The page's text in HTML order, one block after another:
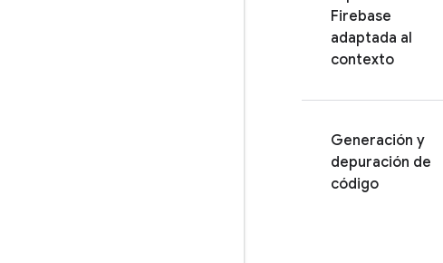
Firebase
adaptada al
contexto
Generación y
depuración de
código